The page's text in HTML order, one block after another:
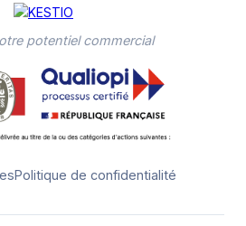
potentiel commercial
Politique de confidentialité